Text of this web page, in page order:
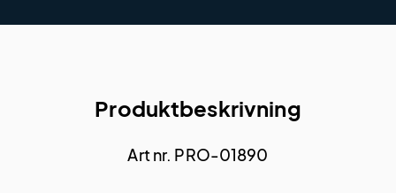
Produktbeskrivning
Art nr. PRO-01890